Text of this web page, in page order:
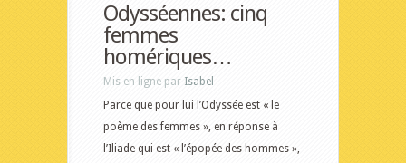
Odysséennes: cinq
femmes
homériques…
Mis en ligne par Isabel
Parce que pour lui l’Odyssée est « le
poème des femmes », en réponse à
l’Iliade qui est « l’épopée des hommes »,